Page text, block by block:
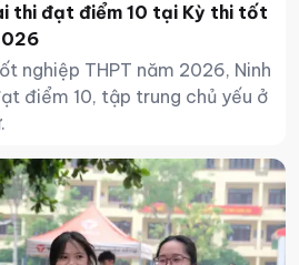
thi đạt điểm 10 tại Kỳ thi tốt
nghiệp THPT năm 2026, Ninh
điểm 10, tập trung chủ yếu ở